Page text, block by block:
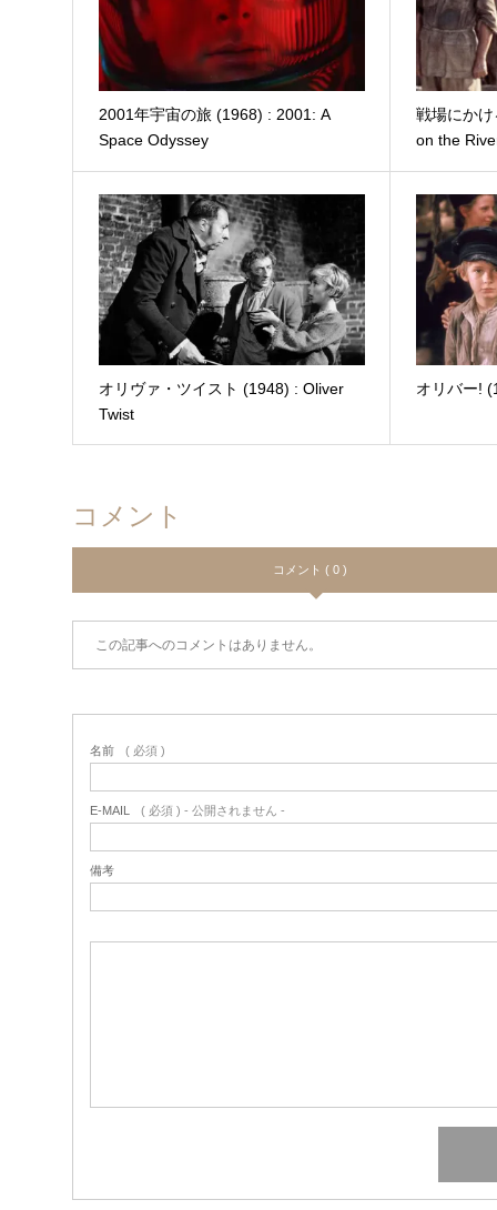
2001年宇宙の旅 (1968) : 2001: A
Space Odyssey
戦場にか
on the
オリヴァ・ツイスト (1948) : Oliver
Twist
オリバー!
コメント
コメント ( 0 )
この記事へのコメントはありません。
名前 ( 必須 )
E-MAIL ( 必須 ) - 公開されません -
備考